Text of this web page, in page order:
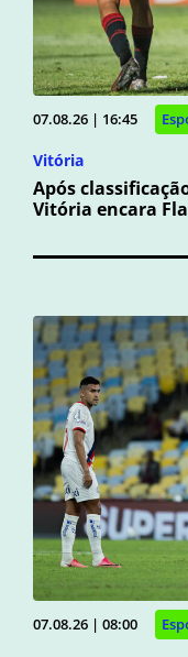
07.08.26 | 16:45
Vitória
Após
Vitória encara
07.08.26 | 08:00